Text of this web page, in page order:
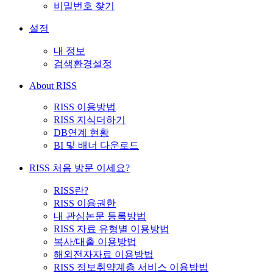
비밀번호 찾기
설정
내 정보
검색환경설정
About RISS
RISS 이용방법
RISS 지식더하기
DB연계 현황
BI 및 배너 다운로드
RISS 처음 방문 이세요?
RISS란?
RISS 이용권한
내 관심논문 등록방법
RISS 자료 유형별 이용방법
복사/대출 이용방법
해외전자자료 이용방법
RISS 정보취약계층 서비스 이용방법